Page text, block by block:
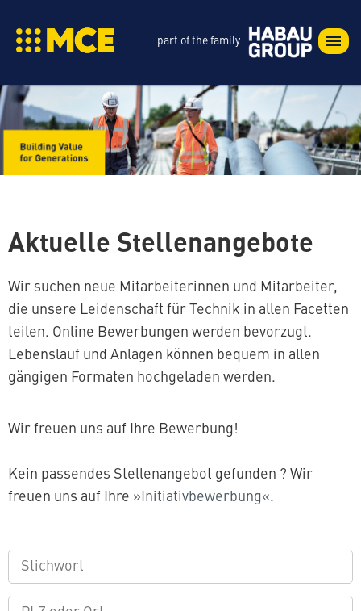
part of the family
Aktuelle Stellenangebote
Wir suchen neue Mitarbeiterinnen und Mitarbeiter,
die unsere Leidenschaft für Technik in allen Facetten
teilen. Online Bewerbungen werden bevorzugt.
Lebenslauf und Anlagen können bequem in allen
gängigen Formaten hochgeladen werden.
Wir freuen uns auf Ihre Bewerbung!
Kein passendes Stellenangebot gefunden ? Wir
freuen uns auf Ihre
Initiativbewerbung .